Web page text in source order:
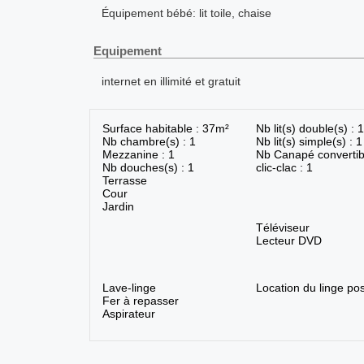
Équipement bébé: lit toile, chaise
Equipement
internet en illimité et gratuit
Surface habitable : 37m²
Nb chambre(s) : 1
Mezzanine : 1
Nb douches(s) : 1
Terrasse
Cour
Jardin
Nb lit(s) double(s) : 1
Nb lit(s) simple(s) : 1
Nb Canapé
clic-clac : 1
Téléviseur
Lecteur DVD
Lave-linge
Fer à repasser
Aspirateur
Location du linge